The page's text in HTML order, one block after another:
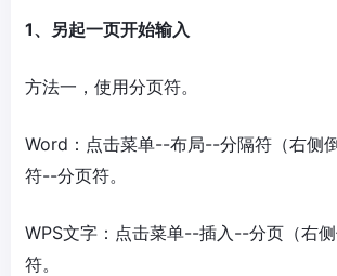
1、另起一页开始输入
方法一，使用分页符。
Word：点击菜单--布局--分隔符（右侧
符--分页符。
WPS文字：点击菜单--插入--分页（右
符。